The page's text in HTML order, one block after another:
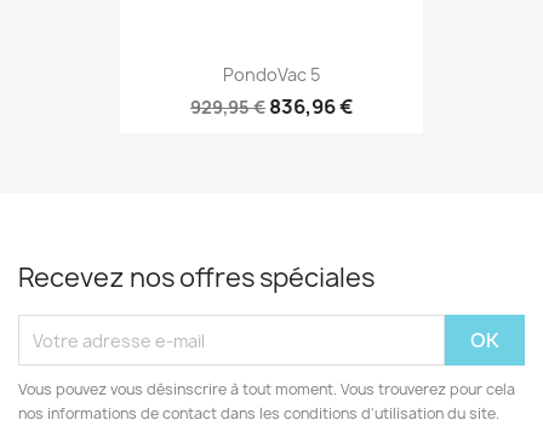
PondoVac 5
929,95 € 836,96 €
Recevez nos offres spéciales
Vous pouvez vous désinscrire à tout moment. Vous trouverez pour cela
nos informations de contact dans les conditions d'utilisation du site.